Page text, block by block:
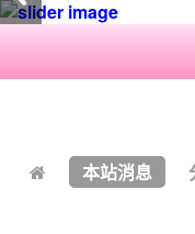
本站消息